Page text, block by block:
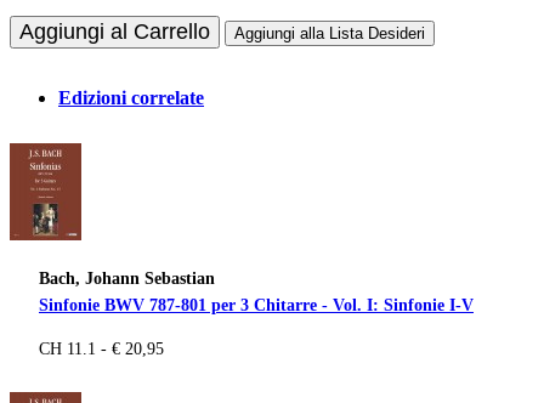
Aggiungi al Carrello Aggiungi alla Lista Desideri
Edizioni correlate
Bach, Johann Sebastian
Sinfonie BWV 787-801 per 3 Chitarre - Vol. I: Sinfonie I-V
CH 11.1 - € 20,95